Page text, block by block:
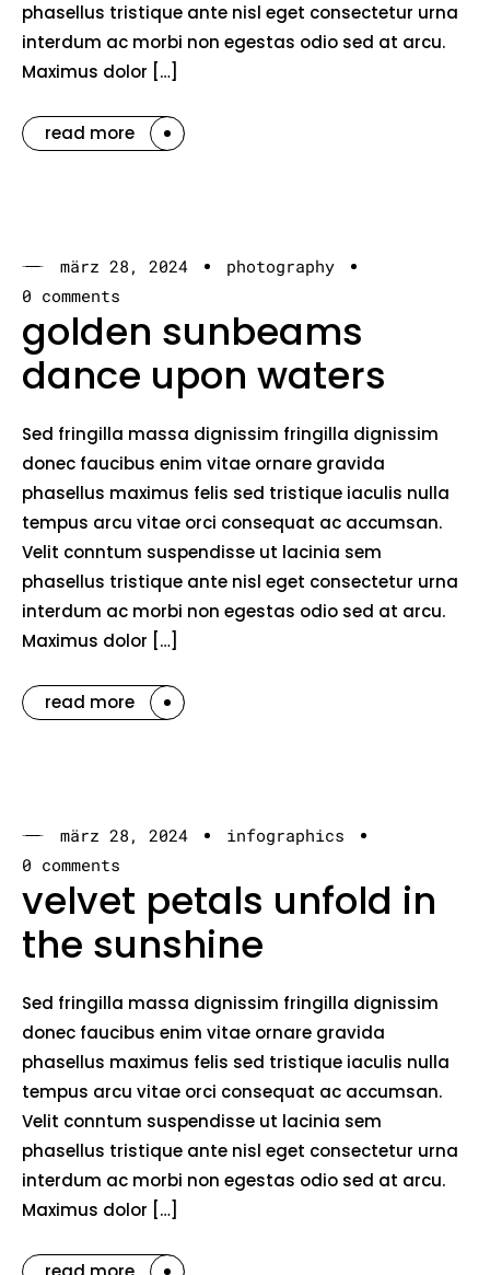
phasellus tristique ante nisl eget consectetur urna
interdum ac morbi non egestas odio sed at arcu.
Maximus dolor […]
read more
märz 28, 2024
photography
0 comments
golden sunbeams
dance upon waters
Sed fringilla massa dignissim fringilla dignissim
donec faucibus enim vitae ornare gravida
phasellus maximus felis sed tristique iaculis nulla
tempus arcu vitae orci consequat ac accumsan.
Velit conntum suspendisse ut lacinia sem
phasellus tristique ante nisl eget consectetur urna
interdum ac morbi non egestas odio sed at arcu.
Maximus dolor […]
read more
märz 28, 2024
infographics
0 comments
velvet petals unfold in
the sunshine
Sed fringilla massa dignissim fringilla dignissim
donec faucibus enim vitae ornare gravida
phasellus maximus felis sed tristique iaculis nulla
tempus arcu vitae orci consequat ac accumsan.
Velit conntum suspendisse ut lacinia sem
phasellus tristique ante nisl eget consectetur urna
interdum ac morbi non egestas odio sed at arcu.
Maximus dolor […]